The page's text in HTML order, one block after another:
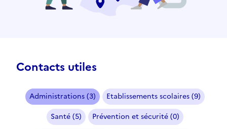
Contacts utiles
Administrations (3)
Etablissements scolaires (9)
Santé (5)
Prévention et sécurité (0)